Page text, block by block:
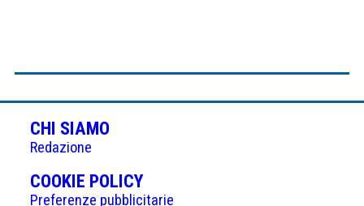
CHI SIAMO
Redazione
COOKIE POLICY(APRE
IN
Preferenze pubblicitarie